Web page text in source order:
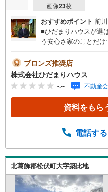
画像23枚
おすすめポイント 前
■ひだまりハウスが選
う安心さ家のことだ
しをお手伝いします
しながら選べる変動金
なくても大丈夫です！
行とのお打ち合わせも
有者が多数在籍宅建
す。不動産売買に関
いますので、急なご
がけております。そ
びの声」をいただいて
い。
ブロンズ推奨店
株式会社ひだまりハウス
-.-- 不動産
資料をもら
電話する
北葛飾郡松伏町大字築比地